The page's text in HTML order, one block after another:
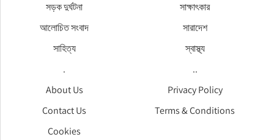
সড়ক দুর্ঘটনা
সাক্ষাৎকার
আলোচিত সংবাদ
সারাদেশ
সাহিত্য
স্বাস্থ্য
.
..
About Us
Privacy Policy
Contact Us
Terms & Conditions
Cookies